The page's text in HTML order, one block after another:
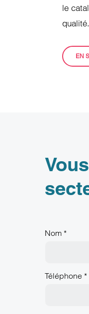
le
qualité.
EN
Nom *
Téléphone *